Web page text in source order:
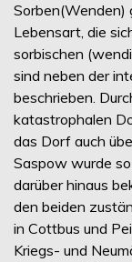
Sorben(Wenden)
Lebensart, die
sorbischen
sind neben der
beschrieben.
katastrophalen
das Dorf auch
Saspow wurde
darüber hinaus
den beiden
in Cottbus und
Kriegs- und